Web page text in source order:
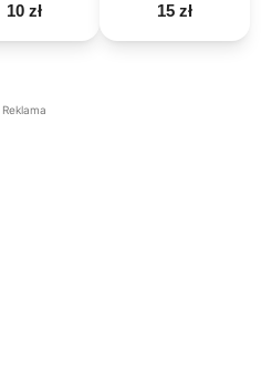
10 zł 15 zł
Reklama